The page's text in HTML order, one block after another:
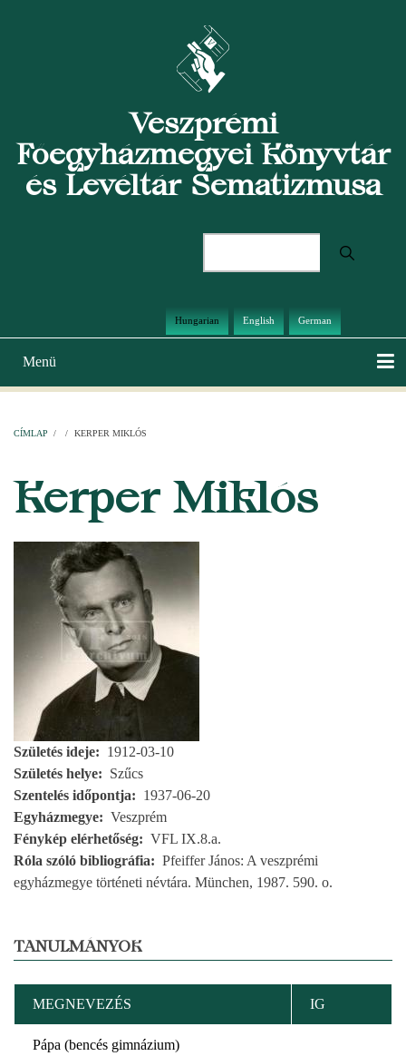
Veszprémi
Főegyházmegyei Könyvtár
és Levéltár Sematizmusa
Hungarian English German
Main
navigation
Menü
CÍMLAP / / KERPER MIKLÓS
Kerper Miklós
Születés ideje
1912-03-10
Születés helye
Szűcs
Szentelés időpontja
1937-06-20
Egyházmegye
Veszprém
Fénykép elérhetőség
VFL IX.8.a.
Róla szóló bibliográfia
Pfeiffer János: A veszprémi
egyházmegye történeti névtára. München, 1987. 590. o.
TANULMÁNYOK
MEGNEVEZÉS IG
Pápa (bencés gimnázium)